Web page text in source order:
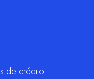
de crédito.